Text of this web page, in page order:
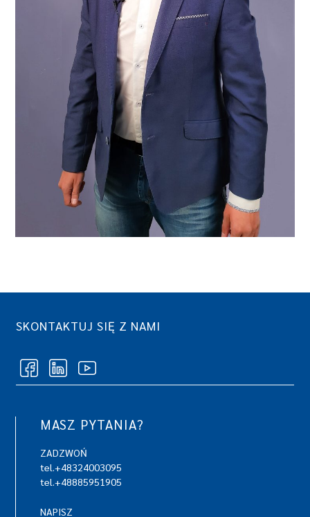
SKONTAKTUJ SIĘ Z NAMI
MASZ PYTANIA?
ZADZWOŃ
tel.+48324003095
tel.+48885951905
NAPISZ